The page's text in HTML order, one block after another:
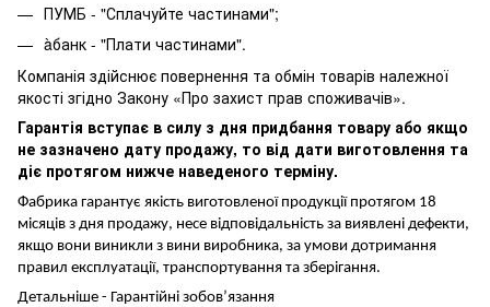
ПУМБ - "Сплачуйте частинами";
àбанк - "Плати частинами".
Компанія здійснює повернення та обмін товарів належної
якості згідно Закону «Про захист прав споживачів».
Гарантія вступає в силу з дня придбання товару або якщо
не зазначено дату продажу, то від дати виготовлення та
діє протягом нижче наведеного терміну.
Фабрика гарантує якість виготовленої продукції протягом 18
місяців з дня продажу, несе відповідальність за виявлені дефекти,
якщо вони виникли з вини виробника, за умови дотримання
правил експлуатації, транспортування та зберігання.
Детальніше - Гарантійні зобов’язання